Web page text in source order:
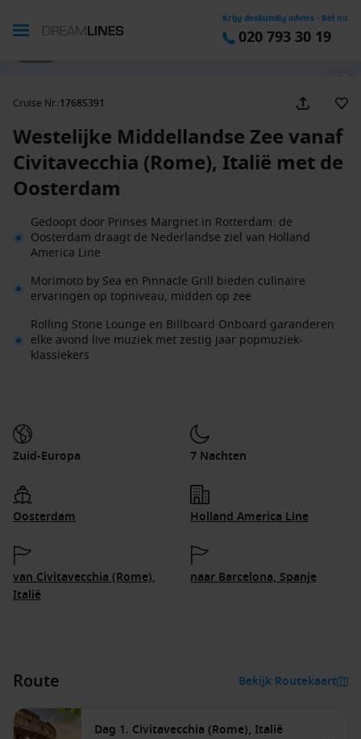
Krijg deskundig advies - Bel nu
020 793 30 19
Cruise Nr.:17685391
Westelijke Middellandse Zee vanaf
Civitavecchia (Rome), Italië met de
Oosterdam
Gedoopt door Prinses Margriet in Rotterdam: de
Oosterdam draagt de Nederlandse ziel van Holland
America Line
Morimoto by Sea en Pinnacle Grill bieden culinaire
ervaringen op topniveau, midden op zee
Rolling Stone Lounge en Billboard Onboard garanderen
elke avond live muziek met zestig jaar popmuziek-
klassiekers
Zuid-Europa 7 Nachten
Oosterdam Holland America Line
van Civitavecchia (Rome),
Italië
naar Barcelona, Spanje
Route Bekijk Routekaart
Dag 1. Civitavecchia (Rome), Italië